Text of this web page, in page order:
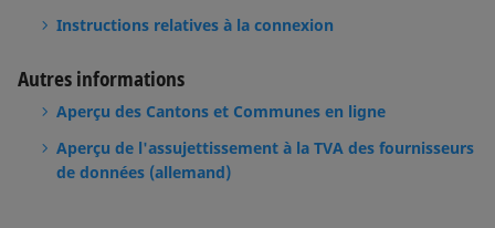
Instructions relatives à la connexion
Autres informations
Aperçu des Cantons et Communes en ligne
Aperçu de l'assujettissement à la TVA des fournisseurs
de données (allemand)